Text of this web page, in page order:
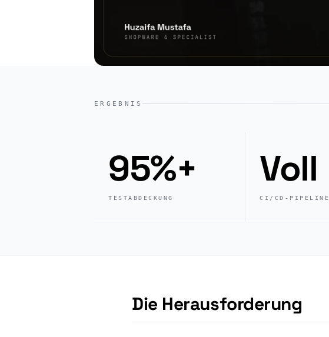
ERGEBNIS
95%+
TESTABDECKUNG
Voll
CI/CD-PIPELINE
Die Herausforderung